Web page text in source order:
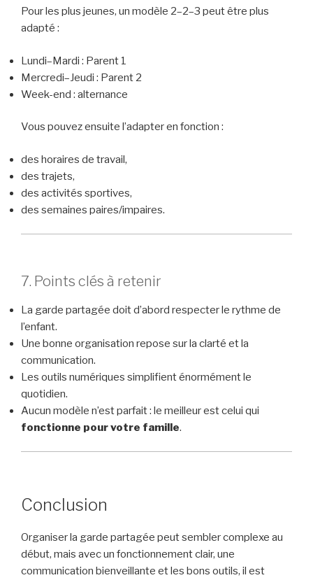
Pour les plus jeunes, un modèle 2–2–3 peut être plus
adapté :
Lundi–Mardi : Parent 1
Mercredi–Jeudi : Parent 2
Week-end : alternance
Vous pouvez ensuite l’adapter en fonction :
des horaires de travail,
des trajets,
des activités sportives,
des semaines paires/impaires.
7. Points clés à retenir
La garde partagée doit d’abord respecter le rythme de
l’enfant.
Une bonne organisation repose sur la clarté et la
communication.
Les outils numériques simplifient énormément le
quotidien.
Aucun modèle n’est parfait : le meilleur est celui qui
fonctionne pour votre famille.
Conclusion
Organiser la garde partagée peut sembler complexe au
début, mais avec un fonctionnement clair, une
communication bienveillante et les bons outils, il est